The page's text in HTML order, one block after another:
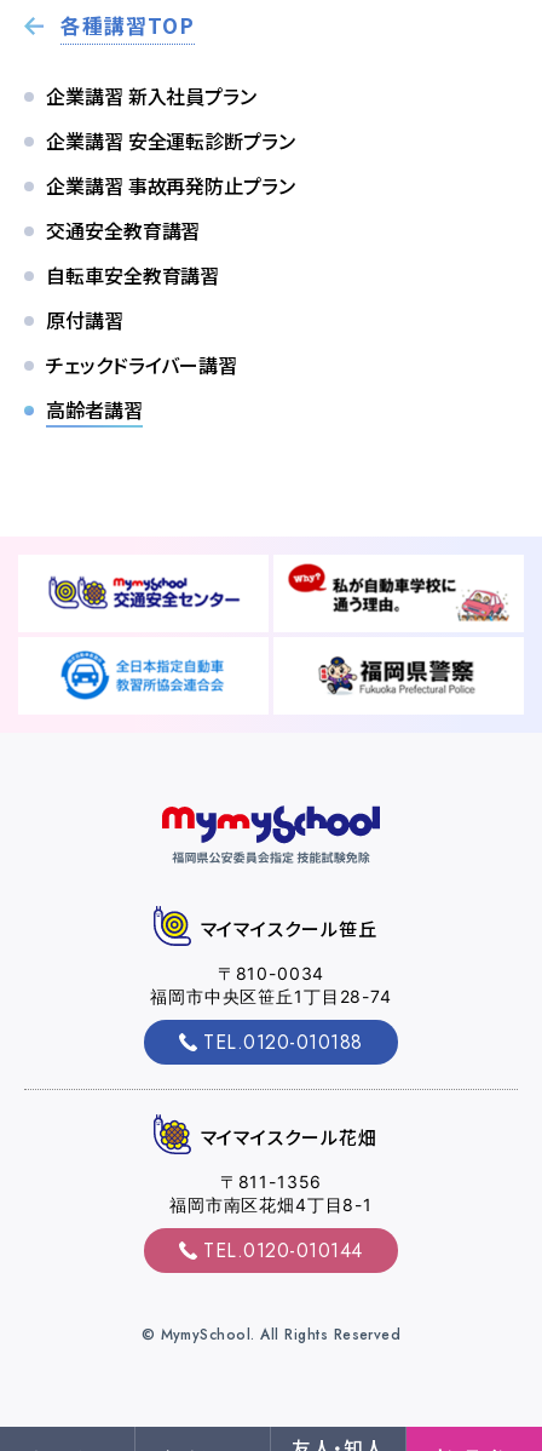
2026.07.31 卒業生
お役立ちコラム
受付
仮申込み
FOLLOW SNS
各種講習TOP
企業講習 新入社員プラン
企業講習 安全運転診断プラン
企業講習 事故再発防止プラン
交通安全教育講習
自転車安全教育講習
原付講習
チェックドライバー講習
高齢者講習
マイマイスクール笹丘
〒810-0034
福岡市中央区笹丘1丁目28-74
TEL.0120-010188
マイマイスクール花畑
〒811-1356
福岡市南区花畑4丁目8-1
TEL.0120-010144
© MymySchool. All Rights Reserved